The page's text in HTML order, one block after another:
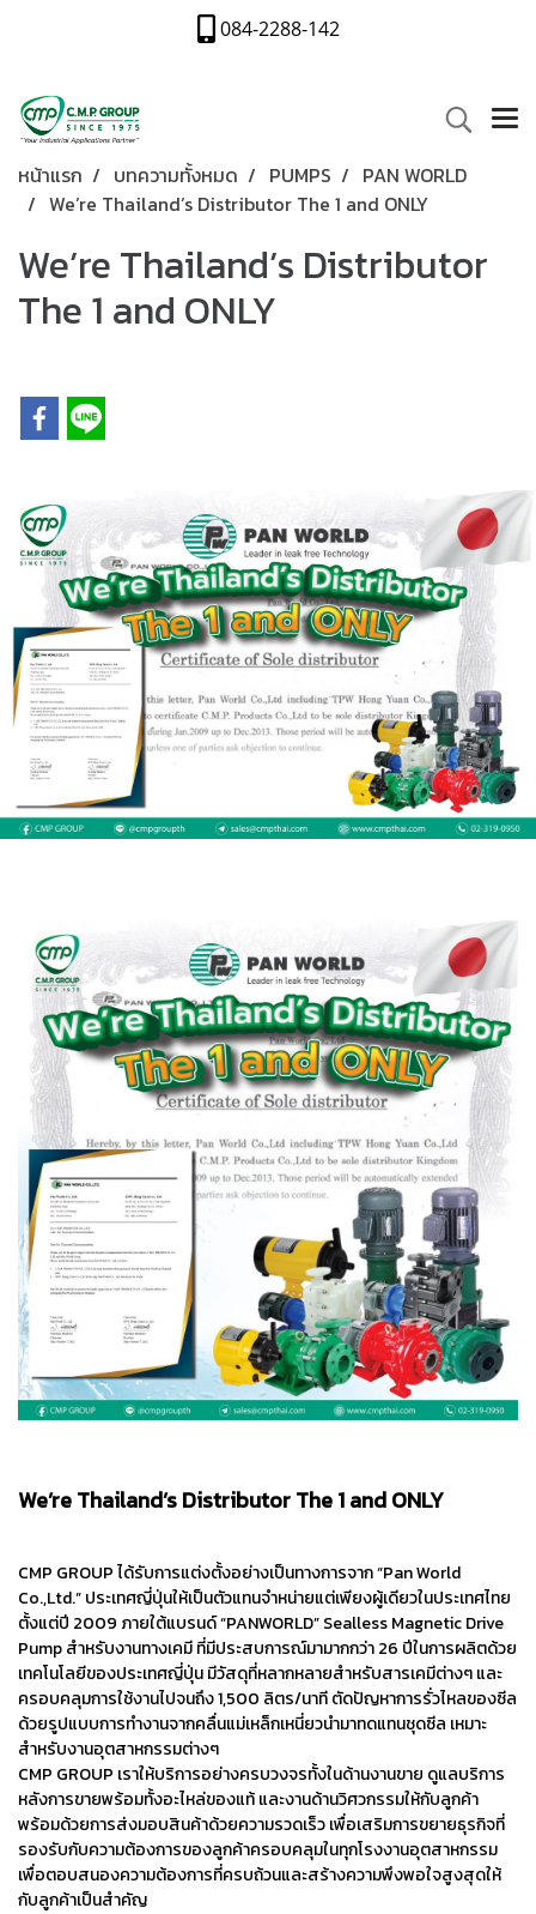
084-2288-142
หน้าแรก บทความทั้งหมด PUMPS
PAN WORLD
We’re Thailand’s Distributor The 1 and ONLY
We’re Thailand’s Distributor
The 1 and ONLY
We’re Thailand’s Distributor The 1 and ONLY
CMP GROUP ได้รับการแต่งตั้งอย่างเป็นทางการจาก “Pan World
Co.,Ltd.” ประเทศญี่ปุ่นให้เป็นตัวแทนจำหน่ายแต่เพียงผู้เดียวในประเทศไทย
ตั้งแต่ปี 2009 ภายใต้แบรนด์ “PANWORLD” Sealless Magnetic Drive
Pump สำหรับงานทางเคมี ที่มีประสบการณ์มามากกว่า 26 ปีในการผลิตด้วย
เทคโนโลยีของประเทศญี่ปุ่น มีวัสดุที่หลากหลายสำหรับสารเคมีต่างๆ และ
ครอบคลุมการใช้งานไปจนถึง 1,500 ลิตร/นาที ตัดปัญหาการรั่วไหลของซีล
ด้วยรูปแบบการทำงานจากคลื่นแม่เหล็กเหนี่ยวนำมาทดแทนชุดซีล เหมาะ
สำหรับงานอุตสาหกรรมต่างๆ
CMP GROUP เราให้บริการอย่างครบวงจรทั้งในด้านงานขาย ดูแลบริการ
หลังการขายพร้อมทั้งอะไหล่ของแท้ และงานด้านวิศวกรรมให้กับลูกค้า
พร้อมด้วยการส่งมอบสินค้าด้วยความรวดเร็ว เพื่อเสริมการขยายธุรกิจที่
รองรับกับความต้องการของลูกค้าครอบคลุมในทุกโรงงานอุตสาหกรรม
เพื่อตอบสนองความต้องการที่ครบถ้วนและสร้างความพึงพอใจสูงสุดให้
กับลูกค้าเป็นสำคัญ